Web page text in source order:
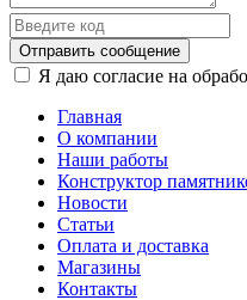
Отправить сообщение
Я даю согласие на
Главная
О компании
Наши работы
Конструктор
Новости
Статьи
Оплата и доставка
Магазины
Контакты